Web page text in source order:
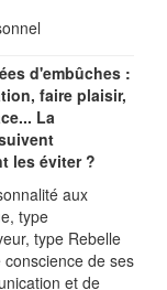
d'embûches :
faire plaisir,
La
les éviter ?
aux
type
type Rebelle
de ses
et de